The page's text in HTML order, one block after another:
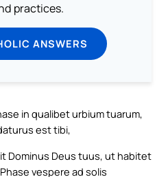
practices.
ANSWERS
in qualibet urbium tuarum,
est tibi,
Dominus Deus tuus, ut habitet
vespere ad solis